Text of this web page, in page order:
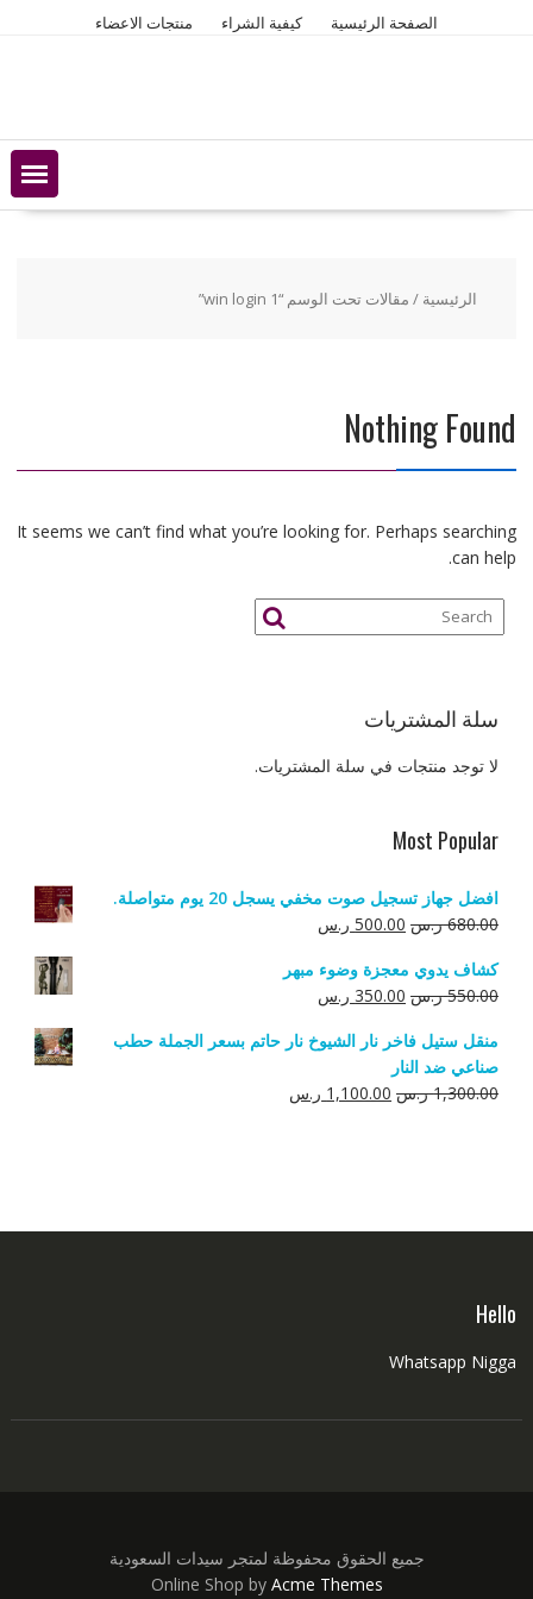
الصفحة الرئيسية كيفية الشراء منتجات الاعضاء
الرئيسية / مقالات تحت الوسم “1 win login”
Nothing Found
It seems we can’t find what you’re looking for. Perhaps searching
can help.
سلة المشتريات
لا توجد منتجات في سلة المشتريات.
Most Popular
افضل جهاز تسجيل صوت مخفي يسجل 20 يوم متواصلة.
680.00 ر.س السعر
هو:
680.00 ر.س.
500.00 ر.سالسعر
هو:
500.00 ر.س.
كشاف يدوي معجزة وضوء مبهر
550.00 ر.س السعر
هو:
550.00 ر.س.
350.00 ر.سالسعر
هو:
منقل ستيل فاخر نار الشيوخ نار حاتم بسعر الجملة حطب
صناعي ضد النار
1,300.00 ر.س السعر
1,100.00 ر.سالسعر
Hello
Whatsapp Nigga
جميع الحقوق محفوظة لمتجر سيدات السعودية
Online Shop by Acme Themes